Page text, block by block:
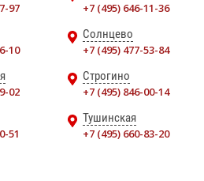
97
+7 (495) 646-11-36
10
Солнцево
+7 (495) 477-53-84
02
Строгино
+7 (495) 846-00-14
51
Тушинская
+7 (495) 660-83-20